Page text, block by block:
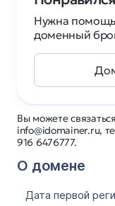
Вы можете
info@idomainer.ru,
916 6476777.
О домене
Дата первой
Нужна
доменный